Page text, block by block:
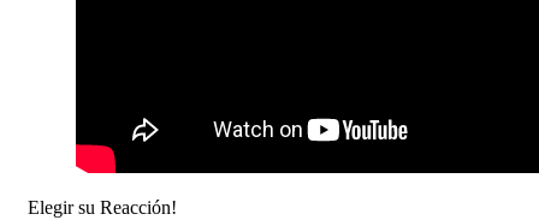
Elegir su Reacción!